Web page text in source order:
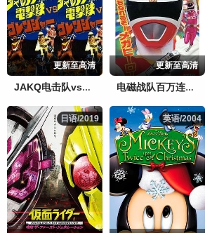
更新至高清
JAKQ电击队vs五连者
更新至高清
电磁战队百万连者剧场版
日语/2019
日语/2019 英语/2004
英语/2004